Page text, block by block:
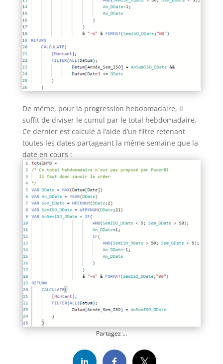
De même, pour la progression hebdomadaire, il
suffit de diviser le cumul par le total hebdomadaire.
Ce dernier est calculé à l’aide d’un filtre retenant
toutes les dates partageant la même semaine que la
date en cours :
Partagez ...